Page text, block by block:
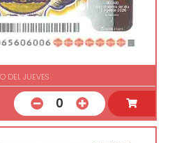
DEL JUEVES
0